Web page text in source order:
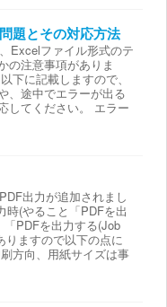
題とその対応方法
Excelファイル形式のテ
の注意事項がありま
下に記載しますので、
、途中でエラーが出る
してください。 エラー
出力が追加されまし
時(やること「PDFを出
PDFを出力する(Job
りますので以下の点に
方向、用紙サイズは事